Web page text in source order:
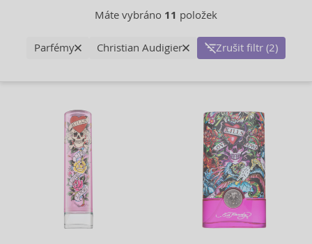
Máte vybráno 11 položek
Parfémy Christian Audigier Zrušit filtr (2)